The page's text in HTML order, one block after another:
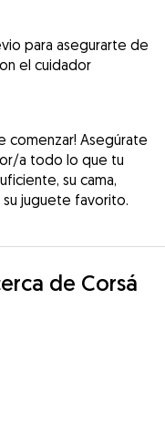
para asegurarte de
el cuidador
comenzar! Asegúrate
a todo lo que tu
su cama,
su juguete favorito.
de Corsá